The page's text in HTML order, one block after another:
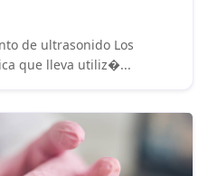
de ultrasonido Los
que lleva utiliz�...